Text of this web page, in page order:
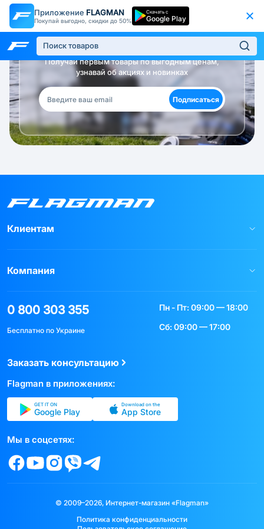
Приложение FLAGMAN
Покупай выгодно, скидки до 50%
Скачать с
Google Play
Будь в курсе!
Получай первым товары по выгодным ценам,
узнавай об акциях и новинках
Подписаться
Клиентам
Компания
0 800 303 355
Бесплатно по Украине
Пн - Пт: 09:00 — 18:00
Сб: 09:00 — 17:00
Заказать консультацию
Flagman в приложениях:
GET IT ON
Google Play
Download on the
App Store
Мы в соцсетях:
© 2009–2026, Интернет-магазин «Flagman»
Политика конфиденциальности